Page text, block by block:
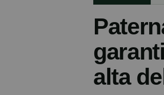
alta